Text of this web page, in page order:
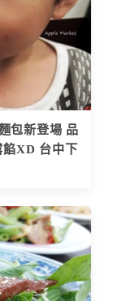
包新登場 品
餡XD 台中下